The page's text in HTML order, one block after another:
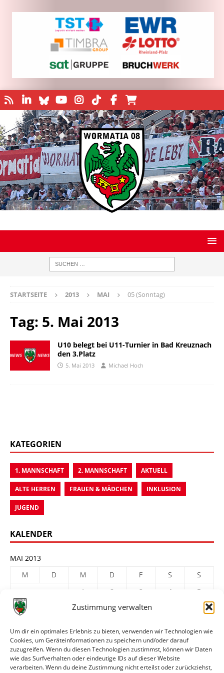
Zustimmung verwalten
Um dir ein optimales Erlebnis zu bieten, verwenden wir Technologien wie
Cookies, um Geräteinformationen zu speichern und/oder darauf
zuzugreifen. Wenn du diesen Technologien zustimmst, können wir Daten
wie das Surfverhalten oder eindeutige IDs auf dieser Website
verarbeiten. Wenn du deine Zustimmung nicht erteilst oder zurückziehst,
STARTSEITE 2013 MAI 05 (Sonntag)
Tag: 5. Mai 2013
U10 belegt bei U11-Turnier in Bad Kreuznach
den 3.Platz
5. Mai 2013 Michael Hoch
KATEGORIEN
1. MANNSCHAFT 2. MANNSCHAFT AKTUELL
ALTE HERREN FRAUEN & MÄDCHEN INKLUSION
JUGEND
KALENDER
MAI 2013
M
D M D F S
S
1
2 3 4
5
6
8 9 10
20
21 22 23 24 25
27
28 29 30
31